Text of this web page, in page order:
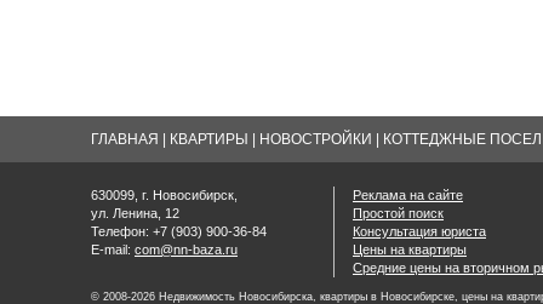
ГЛАВНАЯ КВАРТИРЫ НОВОСТРОЙКИ КОТТЕДЖНЫЕ
630099, г. Новосибирск,
ул. Ленина, 12
Телефон: +7 (903) 900-36-84
E-mail: com@nn-baza.ru
Реклама на сайте
Простой поиск
Консультация юриста
Цены на квартиры
Средние цены на вторичном
© 2008-2026 Недвижимость Новосибирска, квартиры в Новосибирске, цены на